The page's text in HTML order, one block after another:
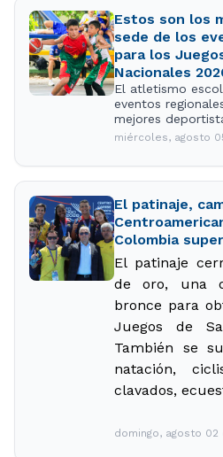
Estos son los
sede de los
para los
Nacionales
El atletismo
eventos
mejores
miércoles, agosto
El patinaje,
Colombia
El patinaje
de oro, una
bronce para
Juegos de
También se
natación,
clavados,
domingo, agosto 02